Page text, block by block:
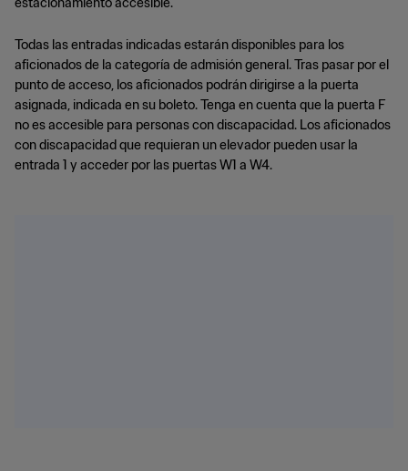
Todas las entradas indicadas estarán disponibles para los
aficionados de la categoría de admisión general. Tras pasar por el
punto de acceso, los aficionados podrán dirigirse a la puerta
asignada, indicada en su boleto. Tenga en cuenta que la puerta F
no es accesible para personas con discapacidad. Los aficionados
con discapacidad que requieran un elevador pueden usar la
entrada 1 y acceder por las puertas W1 a W4.